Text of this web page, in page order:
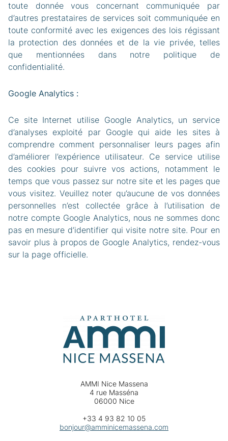
toute donnée vous concernant communiquée par
d’autres prestataires de services soit communiquée en
toute conformité avec les exigences des lois régissant
la protection des données et de la vie privée, telles
que mentionnées dans notre politique de
confidentialité.
Google Analytics :
Ce site Internet utilise Google Analytics, un service
d’analyses exploité par Google qui aide les sites à
comprendre comment personnaliser leurs pages afin
d’améliorer l’expérience utilisateur. Ce service utilise
des cookies pour suivre vos actions, notamment le
temps que vous passez sur notre site et les pages que
vous visitez. Veuillez noter qu’aucune de vos données
personnelles n’est collectée grâce à l’utilisation de
notre compte Google Analytics, nous ne sommes donc
pas en mesure d’identifier qui visite notre site. Pour en
savoir plus à propos de Google Analytics, rendez-vous
sur la page officielle.
AMMI Nice Massena
4 rue Masséna
06000 Nice
+33 4 93 82 10 05
bonjour@amminicemassena.com